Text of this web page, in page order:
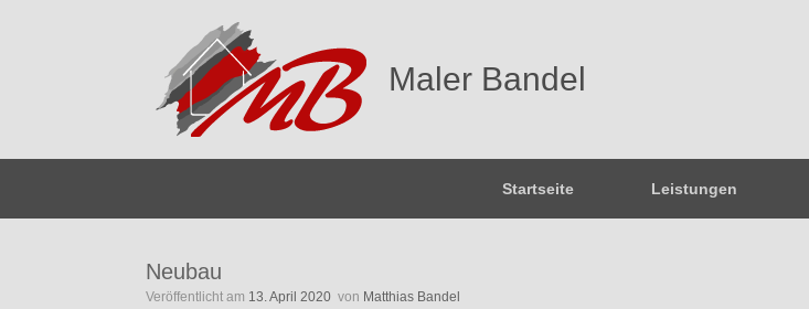
Maler Bandel
Startseite Leistungen
Neubau
Veröffentlicht am 13. April 2020 von Matthias Bandel